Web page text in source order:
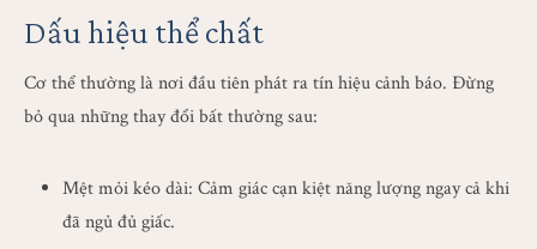
Dấu hiệu thể chất
Cơ thể thường là nơi đầu tiên phát ra tín hiệu cảnh báo. Đừng
bỏ qua những thay đổi bất thường sau:
Mệt mỏi kéo dài: Cảm giác cạn kiệt năng lượng ngay cả khi
đã ngủ đủ giấc.